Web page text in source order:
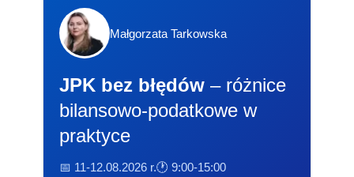
Małgorzata Tarkowska
JPK bez błędów – różnice
bilansowo-podatkowe w
praktyce
📅 11-12.08.2026 r.🕐 9:00-15:00